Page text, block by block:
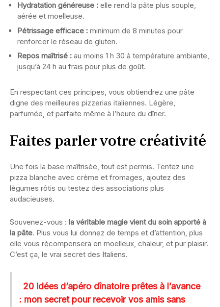
Hydratation généreuse : elle rend la pâte plus souple,
aérée et moelleuse.
Pétrissage efficace : minimum de 8 minutes pour
renforcer le réseau de gluten.
Repos maîtrisé : au moins 1 h 30 à température ambiante,
jusqu’à 24 h au frais pour plus de goût.
En respectant ces principes, vous obtiendrez une pâte
digne des meilleures pizzerias italiennes. Légère,
parfumée, et parfaite même à l’heure du dîner.
Faites parler votre créativité
Une fois la base maîtrisée, tout est permis. Tentez une
pizza blanche avec crème et fromages, ajoutez des
légumes rôtis ou testez des associations plus
audacieuses.
Souvenez-vous : la véritable magie vient du soin apporté à
la pâte. Plus vous lui donnez de temps et d’attention, plus
elle vous récompensera en moelleux, chaleur, et pur plaisir.
C’est ça, le vrai secret des Italiens.
20 idées d’apéro dînatoire prêtes à l’avance
: mon secret pour recevoir vos amis sans